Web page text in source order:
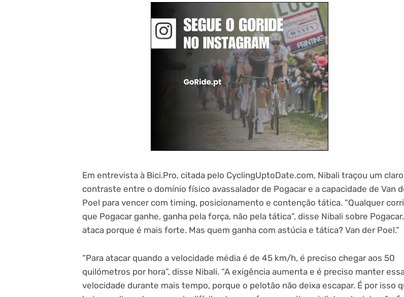
Em entrevista à Bici.Pro, citada pelo CyclingUptoDate.com, Nibali traçou um claro
contraste entre o domínio físico avassalador de Pogacar e a capacidade de Van
Poel para vencer com timing, posicionamento e contenção tática. “Qualquer
que Pogacar ganhe, ganha pela força, não pela tática”, disse Nibali sobre Pogacar.
ataca porque é mais forte. Mas quem ganha com astúcia e tática? Van der Poel.”
“Para atacar quando a velocidade média é de 45 km/h, é preciso chegar aos 50
quilómetros por hora”, disse Nibali. “A exigência aumenta e é preciso manter
velocidade durante mais tempo, porque o pelotão não deixa escapar. É por isso